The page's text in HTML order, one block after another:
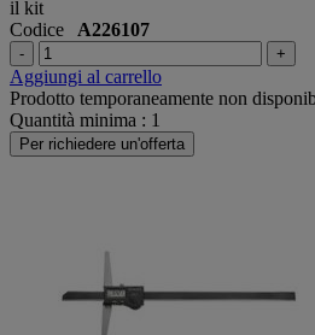
il kit
Codice A226107
- +
Aggiungi al carrello
Prodotto temporaneamente non
Quantità minima : 1
Per richiedere un'offerta